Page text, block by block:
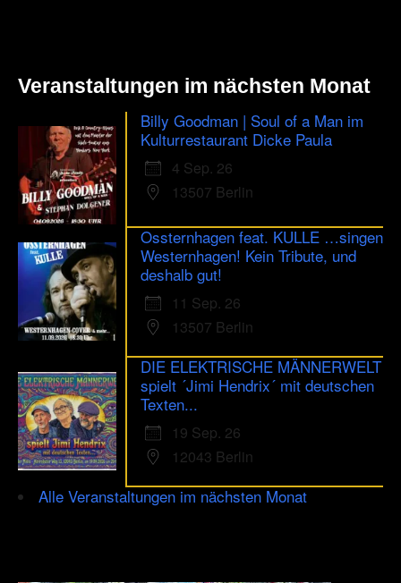
Veranstaltungen im nächsten Monat
Billy Goodman | Soul of a Man im
Kulturrestaurant Dicke Paula
4 Sep. 26
13507 Berlin
Ossternhagen feat. KULLE …singen
Westernhagen! Kein Tribute, und
deshalb gut!
11 Sep. 26
13507 Berlin
DIE ELEKTRISCHE MÄNNERWELT
spielt ´Jimi Hendrix´ mit deutschen
Texten...
19 Sep. 26
12043 Berlin
Alle Veranstaltungen im nächsten Monat